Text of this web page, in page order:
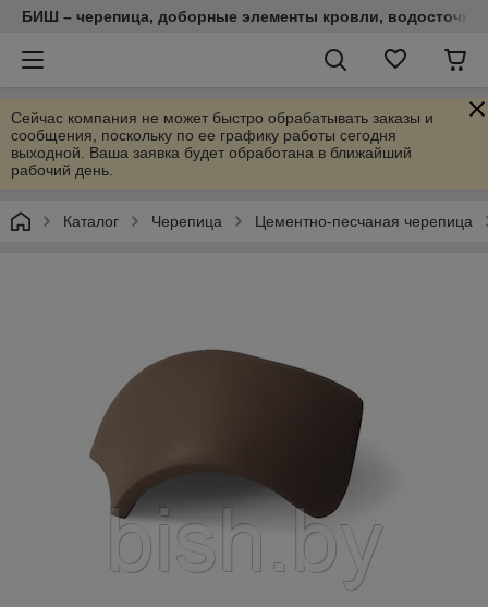
БИШ – черепица, доборные элементы кровли,
Сейчас компания не может быстро обрабатывать заказы и
сообщения, поскольку по ее графику работы сегодня
выходной. Ваша заявка будет обработана в ближайший
рабочий день.
Каталог Черепица Цементно-песчаная черепица